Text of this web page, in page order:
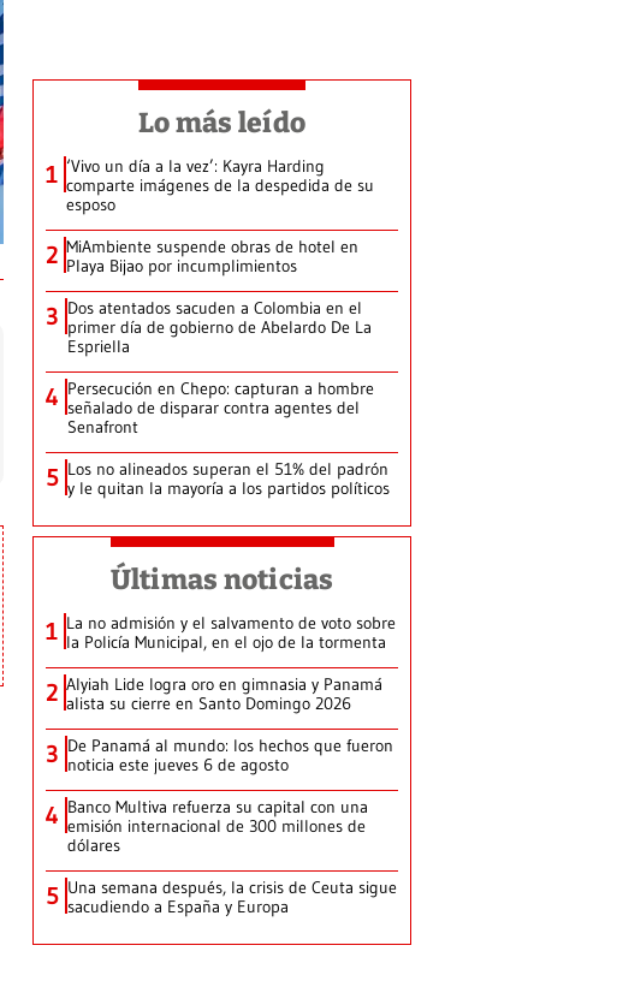
Lo más leído
1 ‘Vivo un día a la vez’: Kayra Harding
comparte imágenes de la despedida de su
esposo
2 MiAmbiente suspende obras de hotel en
Playa Bijao por incumplimientos
3 Dos atentados sacuden a Colombia en el
primer día de gobierno de Abelardo De La
Espriella
4 Persecución en Chepo: capturan a hombre
señalado de disparar contra agentes del
Senafront
5 Los no alineados superan el 51% del padrón
y le quitan la mayoría a los partidos políticos
Últimas noticias
1 La no admisión y el salvamento de voto sobre
la Policía Municipal, en el ojo de la tormenta
2 Alyiah Lide logra oro en gimnasia y Panamá
alista su cierre en Santo Domingo 2026
3 De Panamá al mundo: los hechos que fueron
noticia este jueves 6 de agosto
4 Banco Multiva refuerza su capital con una
emisión internacional de 300 millones de
dólares
5 Una semana después, la crisis de Ceuta sigue
sacudiendo a España y Europa